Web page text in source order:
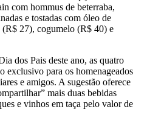
com hommus de beterraba,
e tostadas com óleo de
27), cogumelo (R$ 40) e
dos Pais deste ano, as quatro
exclusivo para os homenageados
e amigos. A sugestão oferece
mais duas bebidas
e vinhos em taça pelo valor de